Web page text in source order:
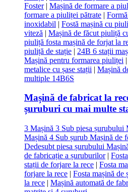
Foster| Mașină de formare a
formare a piuliței pătrate |
inoxidabil | Fostă mașină cu
viteză | Mașină de făcut piuliță
piuliță fosta mașină de forjat la
piuliță de stație | 24B 6 stații
Mașină pentru formarea piuliței |
metalice cu șase stații | Mașină
multiple 14B6S
Mașină de fabricat la
șuruburi cu mai multe
3 Mașină 3 Sub piesa șurubului
Mașină 4 Sub șurub Mașină de
Dedesubt piesa șurubului
de fabricație a șuruburilor|
stații de forjare la rece | Fosta
forjare la rece | Fosta mașină de
la rece | Mașină automată de